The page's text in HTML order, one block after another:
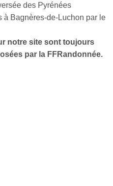
des Pyrénées
à Bagnères-de-Luchon par le
notre site sont toujours
par la FFRandonnée.